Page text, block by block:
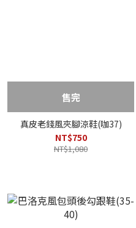
售完
真皮老錢風夾腳涼鞋(咖37)
NT$750
NT$1,080